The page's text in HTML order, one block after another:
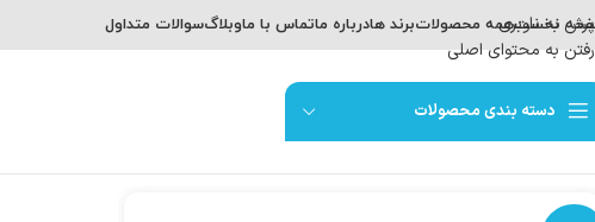
پرش به ناوبری
رفتن به محتوای اصلی
نخستهمه محصولاتبرند هادرباره ماتماس با ماوبلاگسوالات متداول
دسته بندی محصولات